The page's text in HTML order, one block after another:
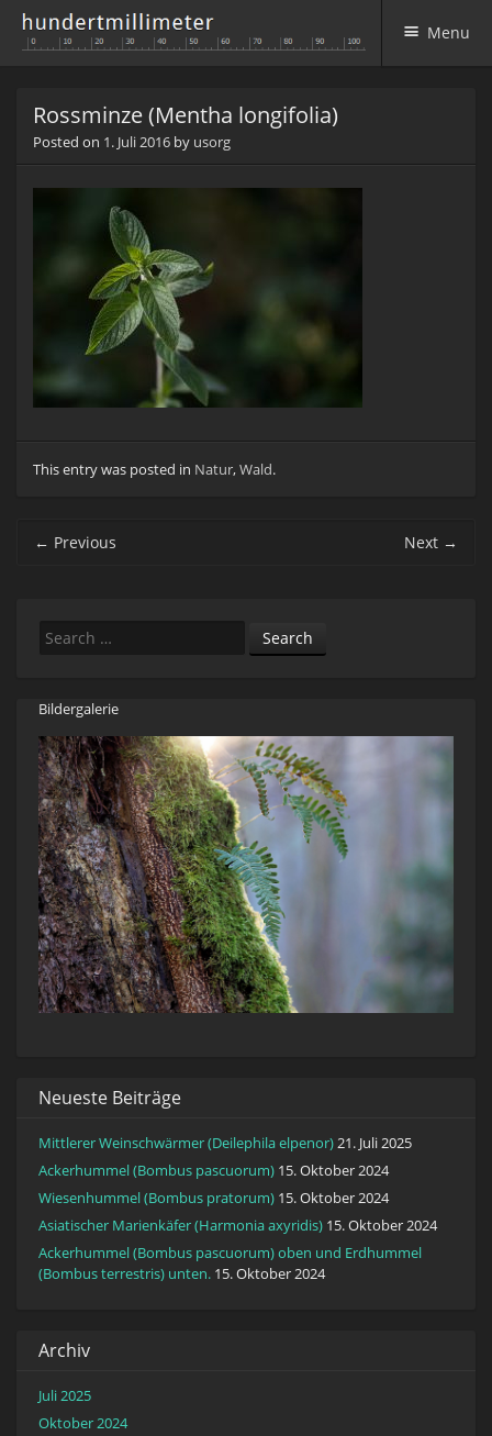
Menu
Rossminze (Mentha longifolia)
Posted on 1. Juli 2016 by usorg
This entry was posted in Natur,Wald.
Post navigation
← Previous Next →
Search
Bildergalerie
Neueste Beiträge
Mittlerer Weinschwärmer (Deilephila elpenor)21. Juli 2025
Ackerhummel (Bombus pascuorum) 15. Oktober 2024
Wiesenhummel (Bombus pratorum) 15. Oktober 2024
Asiatischer Marienkäfer (Harmonia axyridis) 15. Oktober 2024
Ackerhummel (Bombus pascuorum) oben und Erdhummel
(Bombus terrestris) unten. 15. Oktober 2024
Archiv
Juli 2025
Oktober 2024